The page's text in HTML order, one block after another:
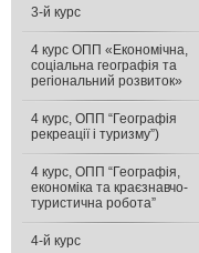
3-й курс
4 курс ОПП «Економічна,
соціальна географія та
регіональний розвиток»
4 курс, ОПП “Географія
рекреації і туризму”)
4 курс, ОПП “Географія,
економіка та краєзнавчо-
туристична робота”
4-й курс